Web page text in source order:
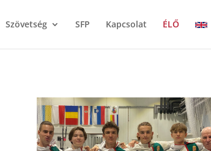
Szövetség SFP Kapcsolat ÉLŐ